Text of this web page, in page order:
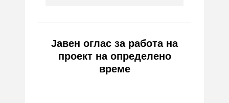
Јавен оглас за работа на
проект на определено
време